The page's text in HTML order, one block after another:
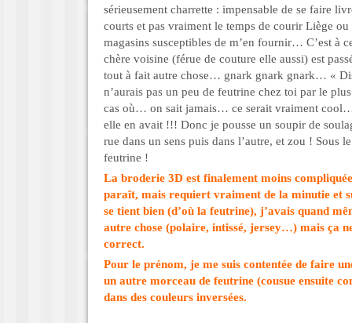
sérieusement charrette : impensable de se faire
courts et pas vraiment le temps de courir Liège
magasins susceptibles de m’en fournir… C’est à
chère voisine (férue de couture elle aussi) est
tout à fait autre chose… gnark gnark gnark… «
n’aurais pas un peu de feutrine chez toi par le
cas où… on sait jamais… ce serait vraiment
elle en avait !!! Donc je pousse un soupir de
rue dans un sens puis dans l’autre, et zou ! Sous
feutrine !
La broderie 3D est finalement moins
paraît, mais requiert vraiment de la minutie et
se tient bien (d’où la feutrine), j’avais quand
autre chose (polaire, intissé, jersey…) mais ça
correct.
Pour le prénom, je me suis contentée de faire
un autre morceau de feutrine (cousue ensuite
dans des couleurs inversées.